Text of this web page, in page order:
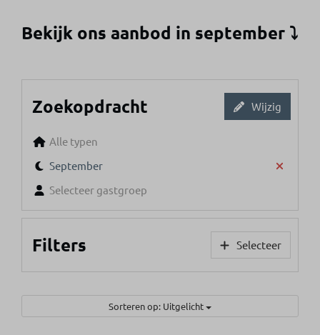
Bekijk ons aanbod in september ⤵
Zoekopdracht Wijzig
Alle typen
September
Selecteer gastgroep
Filters Selecteer
Sorteren op: Uitgelicht